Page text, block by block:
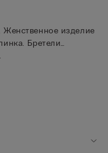
изделие
Бретели
на фотографии: S